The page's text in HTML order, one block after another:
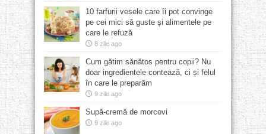
10 farfurii vesele care îi pot convinge
pe cei mici să guste și alimentele pe
care le refuză
8 zile ago
Cum gătim sănătos pentru copii? Nu
doar ingredientele contează, ci și felul
în care le preparăm
9 zile ago
Supă-cremă de morcovi
9 zile ago